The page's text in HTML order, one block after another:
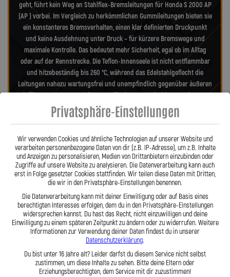
geht, führt kein Weg an Stahlflex-Bremsleitungen für Honda S 2000 AP
(AP ) vorbei. Im Vergleich zu herkömmlichen Gummileitungen bieten sie
ein konstanteres Bremsverhalten, einen klar definierten Druckpunkt
und keine Ausdehnung unter Druck – für kürzere Bremswege und
maximale Kontrolle. Das bedeutet mehr Sicherheit, egal ob im Alltag
oder auf der Rennstrecke. Die Teflon-Innenseele ist nicht entflammbar
und hitzebeständig bis 260 °C, während das Edelstahlgeflecht die
Leitungen nahezu wartungsfrei und unempfindlich gegenüber äußeren
Einflüssen macht. Es schützt zuverlässig vor Marderbissen, Witterung
und Beschädigungen – ein regelmäßiger Austausch wie bei
Gummileitungen ist nicht mehr nötig. Das spart Kosten und vermittelt
verdrehbaren Anschlüsse ermöglichen eine drallfreie und
spannungsfreie Verlegung. Ob Sonderanfertigung oder anbaufertiges
Stahlflex-Kit – jede Leitung wird passgenau und präzise gefertigt. Mit
den Stahlflex-Bremsleitungen von Lothar Spiegler Kfz-Leitungen GmbH
entscheiden Sie sich für echte deutsche Qualität, höchste Sicherheit
und ein Produkt, das hält, was es verspricht.
Hier zu unserem Video „Stahlflex vs. Gummi“
Privatsphäre-Einstellungen
Wir verwenden Cookies und ähnliche Technologien auf unserer Website und
verarbeiten personenbezogene Daten von dir (z.B. IP-Adresse), um z.B. Inhalte
und Anzeigen zu personalisieren, Medien von Drittanbietern einzubinden oder
Zugriffe auf unsere Website zu analysieren. Die Datenverarbeitung kann auch
erst in Folge gesetzter Cookies stattfinden. Wir teilen diese Daten mit Dritten,
die wir in den Privatsphäre-Einstellungen benennen.
Die Datenverarbeitung kann mit deiner Einwilligung oder auf Basis eines
berechtigten Interesses erfolgen, dem du in den Privatsphäre-Einstellungen
widersprechen kannst. Du hast das Recht, nicht einzuwilligen und deine
Einwilligung zu einem späteren Zeitpunkt zu ändern oder zu widerrufen. Weitere
Informationen zur Verwendung deiner Daten findest du in unserer
Datenschutzerklärung.
Du bist unter 16 Jahre alt? Leider darfst du diesem Service nicht selbst
zustimmen, um diese Inhalte zu sehen. Bitte deine Eltern oder
Erziehungsberechtigten, dem Service mit dir zuzustimmen!